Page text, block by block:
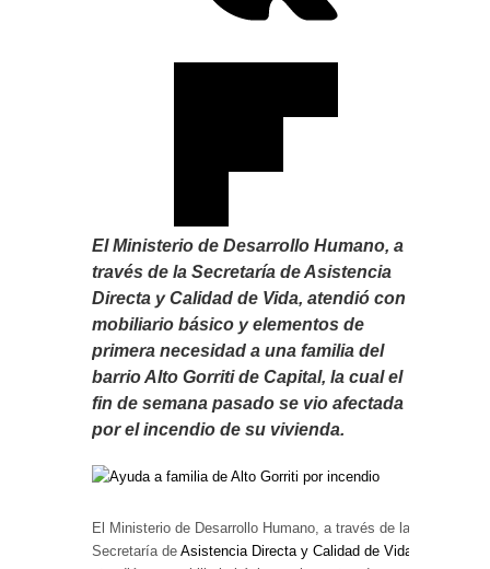
El Ministerio de Desarrollo Humano, a
través de la Secretaría de Asistencia
Directa y Calidad de Vida, atendió con
mobiliario básico y elementos de
primera necesidad a una familia del
barrio Alto Gorriti de Capital, la cual el
fin de semana pasado se vio afectada
por el incendio de su vivienda.
El Ministerio de Desarrollo Humano, a través de la
Secretaría de Asistencia Directa y Calidad de Vida